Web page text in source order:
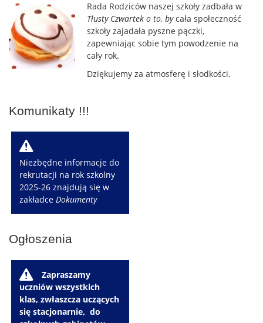
Rada Rodziców naszej szkoły zadbała w
Tłusty Czwartek o to, bycała społeczność
szkoły zajadała pyszne pączki,
zapewniając sobie tym powodzenie na
cały rok.
Dziękujemy za atmosferę i słodkości.
Komunikaty !!!
W
Niezbędne informacje do
rekrutacji na rok szkolny
2025-26 znajdują się w
zakładceDokumenty
Ogłoszenia
W
Zapraszamy
uczniów wszystkich
klas, zwłaszcza uczących
się stacjonarnie, do